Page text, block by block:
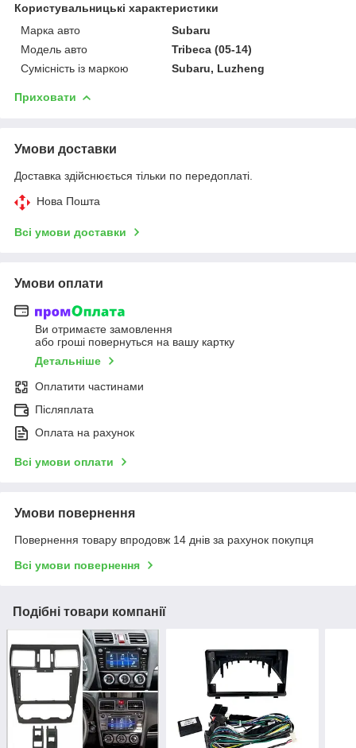
Користувальницькі характеристики
Марка авто
Subaru
Модель авто
Tribeca (05-14)
Сумісність із маркою
Subaru, Luzheng
Приховати
Умови доставки
Доставка здійснюється тільки по передоплаті.
Нова Пошта
Всі умови доставки
Умови оплати
Ви отримаєте замовлення
або гроші повернуться на вашу картку
Детальніше
Оплатити частинами
Післяплата
Оплата на рахунок
Всі умови оплати
Умови повернення
Повернення товару впродовж 14 днів за рахунок покупця
Всі умови повернення
Подібні товари компанії